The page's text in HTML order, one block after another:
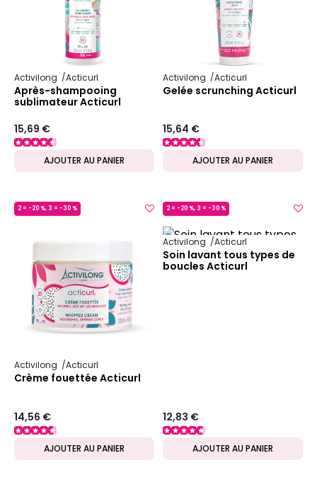
Activilong Acticurl
Après-shampooing
sublimateur Acticurl
15,69 €
AJOUTER AU PANIER
Activilong Acticurl
Gelée scrunching Acticurl
15,64 €
AJOUTER AU PANIER
2 = -20 %, 3 = -30 %
Activilong Acticurl
Crème fouettée Acticurl
14,56 €
AJOUTER AU PANIER
2 = -20 %, 3 = -30 %
MADE IN FRANCE
Activilong Acticurl
Soin lavant tous types de
boucles Acticurl
12,83 €
AJOUTER AU PANIER